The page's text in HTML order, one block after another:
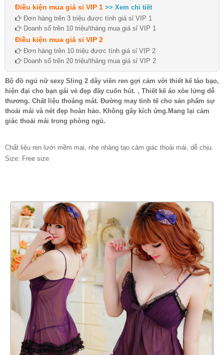
Điều kiện mua giá sỉ VIP 1 >> Xem chi tiết
Đơn hàng trên 3 triệu được tính giá sỉ VIP 1
Doanh số trên 10 triệu/tháng mua giá sỉ VIP 1
Điều kiện mua giá sỉ VIP 2
Đơn hàng trên 10 triệu được tính giá sỉ VIP 2
Doanh số trên 20 triệu/tháng mua giá sỉ VIP 2
Bộ đồ ngủ nữ sexy Sling 2 dây viền ren gợi cảm với thiết kế táo bạo,
hiện đại cho bạn gái vẻ đẹp đầy cuốn hút. , Thiết kế áo xòe lửng dễ
thương. Chất liệu thoáng mát. Đường may tinh tế cho sản phẩm sự
thoải mái và nét đẹp hoàn hảo. Không gây kích ứng.Mang lại cảm
giác thoải mái trong phòng ngủ.
Chất liệu ren lưới mềm mại, nhẹ nhàng tạo cảm giác thoải mái, dễ chịu.
Size: Free size